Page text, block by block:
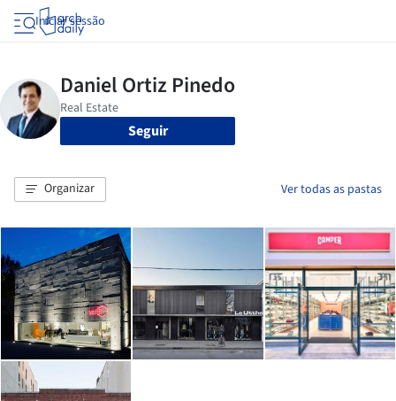
Iniciar sessão
Seguir
Organizar Ver todas as pastas